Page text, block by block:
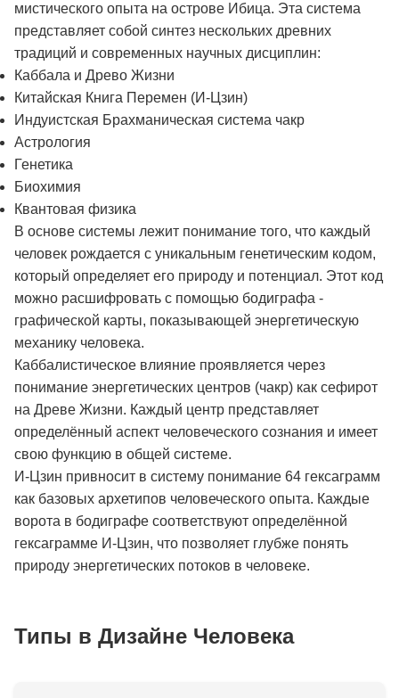
мистического опыта на острове Ибица. Эта система
представляет собой синтез нескольких древних
традиций и современных научных дисциплин:
Каббала и Древо Жизни
Китайская Книга Перемен (И-Цзин)
Индуистская Брахманическая система чакр
Астрология
Генетика
Биохимия
Квантовая физика
В основе системы лежит понимание того, что каждый
человек рождается с уникальным генетическим кодом,
который определяет его природу и потенциал. Этот код
можно расшифровать с помощью бодиграфа -
графической карты, показывающей энергетическую
механику человека.
Каббалистическое влияние проявляется через
понимание энергетических центров (чакр) как сефирот
на Древе Жизни. Каждый центр представляет
определённый аспект человеческого сознания и имеет
свою функцию в общей системе.
И-Цзин привносит в систему понимание 64 гексаграмм
как базовых архетипов человеческого опыта. Каждые
ворота в бодиграфе соответствуют определённой
гексаграмме И-Цзин, что позволяет глубже понять
природу энергетических потоков в человеке.
Типы в Дизайне Человека